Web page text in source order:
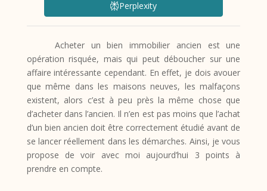
Perplexity
Acheter un bien immobilier ancien est une
opération risquée, mais qui peut déboucher sur une
affaire intéressante cependant. En effet, je dois avouer
que même dans les maisons neuves, les malfaçons
existent, alors c’est à peu près la même chose que
d’acheter dans l’ancien. Il n’en est pas moins que l’achat
d’un bien ancien doit être correctement étudié avant de
se lancer réellement dans les démarches. Ainsi, je vous
propose de voir avec moi aujourd’hui 3 points à
prendre en compte.